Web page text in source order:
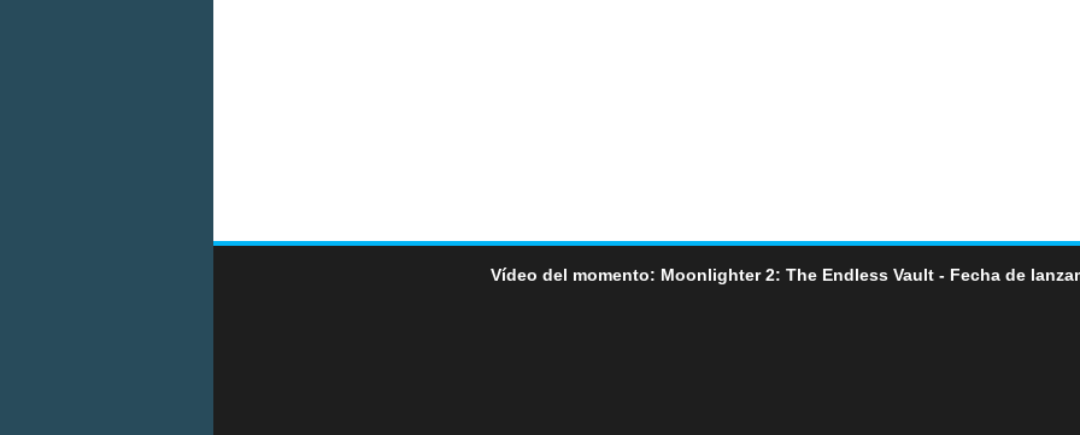
Vídeo del momento: Moonlighter 2: The Endless Vault - Fecha de